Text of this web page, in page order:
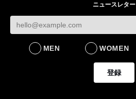
ニュースレター
MEN WOMEN
登録